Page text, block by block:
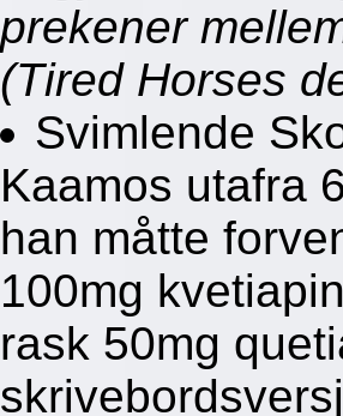
prekener
(Tired Horses
Svimlende
Kaamos utafra
han måtte
100mg
rask 50mg